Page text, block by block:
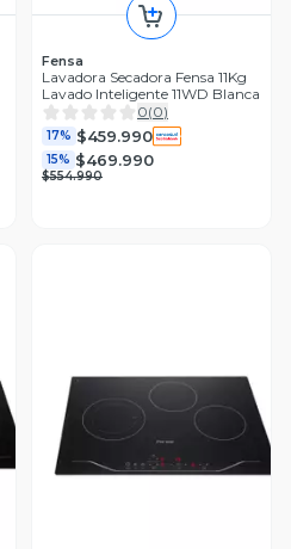
Fensa
Lavadora Secadora Fensa 11Kg
Lavado Inteligente 11WD Blanca
0(0)
17% $459.990
15% $469.990
$554.990